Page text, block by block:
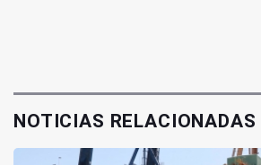
NOTICIAS RELACIONADAS